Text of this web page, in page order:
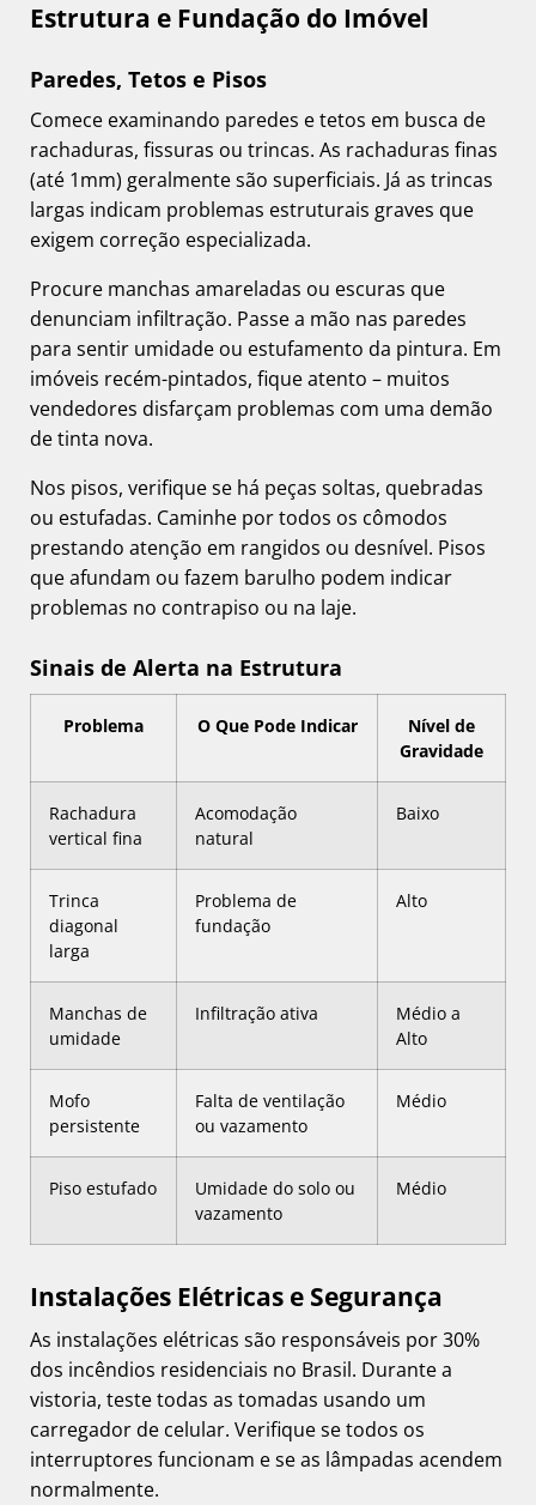
Estrutura e Fundação do Imóvel
Paredes, Tetos e Pisos
Comece examinando paredes e tetos em busca de
rachaduras, fissuras ou trincas. As rachaduras finas
(até 1mm) geralmente são superficiais. Já as trincas
largas indicam problemas estruturais graves que
exigem correção especializada.
Procure manchas amareladas ou escuras que
denunciam infiltração. Passe a mão nas paredes
para sentir umidade ou estufamento da pintura. Em
imóveis recém-pintados, fique atento – muitos
vendedores disfarçam problemas com uma demão
de tinta nova.
Nos pisos, verifique se há peças soltas, quebradas
ou estufadas. Caminhe por todos os cômodos
prestando atenção em rangidos ou desnível. Pisos
que afundam ou fazem barulho podem indicar
problemas no contrapiso ou na laje.
Sinais de Alerta na Estrutura
Problema O Que Pode Indicar
Nível de
Gravidade
Rachadura
vertical fina
Acomodação
natural
Baixo
Trinca
diagonal
larga
Problema de
fundação
Alto
Manchas de
umidade
Infiltração ativa
Médio a
Alto
Mofo
persistente
Falta de ventilação
ou vazamento
Médio
Piso estufado
Umidade do solo ou
vazamento
Médio
Instalações Elétricas e Segurança
As instalações elétricas são responsáveis por 30%
dos incêndios residenciais no Brasil. Durante a
vistoria, teste todas as tomadas usando um
carregador de celular. Verifique se todos os
interruptores funcionam e se as lâmpadas acendem
normalmente.